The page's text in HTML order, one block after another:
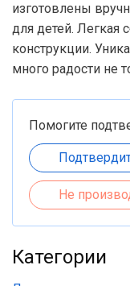
изготовлены
для детей. Легкая
конструкции.
много радости не
Помогите
Не
Категории